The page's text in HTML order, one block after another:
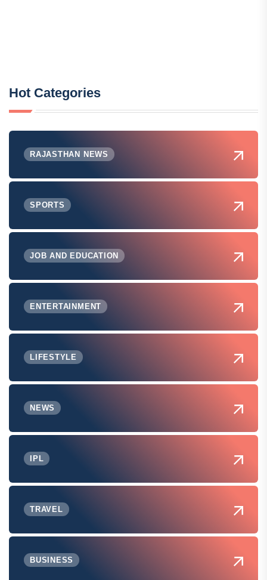
Hot Categories
RAJASTHAN NEWS
SPORTS
JOB AND EDUCATION
ENTERTAINMENT
LIFESTYLE
NEWS
IPL
TRAVEL
BUSINESS